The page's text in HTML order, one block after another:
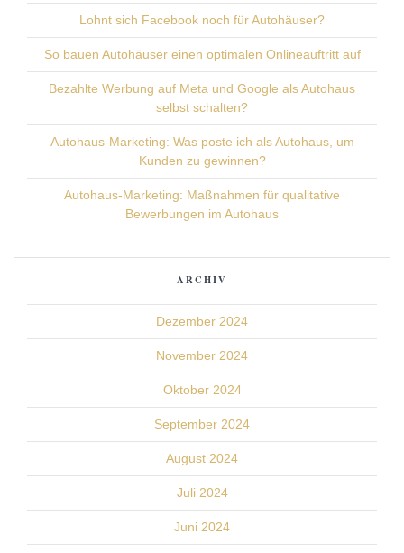
Lohnt sich Facebook noch für Autohäuser?
So bauen Autohäuser einen optimalen Onlineauftritt auf
Bezahlte Werbung auf Meta und Google als Autohaus
selbst schalten?
Autohaus-Marketing: Was poste ich als Autohaus, um
Kunden zu gewinnen?
Autohaus-Marketing: Maßnahmen für qualitative
Bewerbungen im Autohaus
ARCHIV
Dezember 2024
November 2024
Oktober 2024
September 2024
August 2024
Juli 2024
Juni 2024